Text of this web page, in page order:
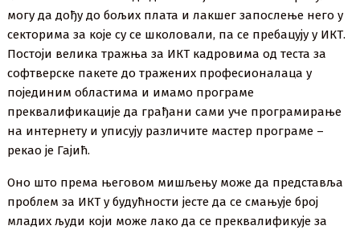
могу да дођу до бољих плата и лакшег запослење него у
секторима за које су се школовали, па се пребацују у ИКТ.
Постоји велика тражња за ИКТ кадровима од теста за
софтверске пакете до тражених професионалаца у
појединим областима и имамо програме
преквалификације да грађани сами уче програмирање
на интернету и уписују различите мастер програме –
рекао је Гајић.
Оно што према његовом мишљењу може да представља
проблем за ИКТ у будућности јесте да се смањује број
младих људи који може лако да се преквалификује за